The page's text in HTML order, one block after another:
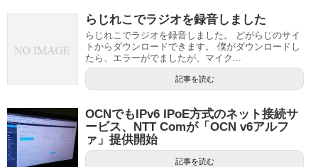
らじれこでラジオを録音しました
らじれこでラジオを録音しました。 どがらじのサイ
トからダウンロードできます。 僕がダウンロードし
たら、エラーがでましたが、マイク...
記事を読む
OCNでもIPv6 IPoE方式のネット接続サ
ービス、NTT Comが「OCN v6アルフ
ァ」提供開始
記事を読む